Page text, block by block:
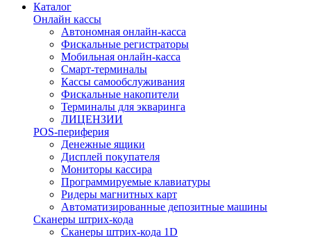
Каталог
Онлайн кассы
Автономная онлайн-касса
Фискальные регистраторы
Мобильная онлайн-касса
Смарт-терминалы
Кассы самообслуживания
Фискальные накопители
Терминалы для экваринга
ЛИЦЕНЗИИ
POS-периферия
Денежные ящики
Дисплей покупателя
Мониторы кассира
Программируемые клавиатуры
Ридеры магнитных карт
Автоматизированные депозитные машины
Сканеры штрих-кода
Сканеры штрих-кода 1D